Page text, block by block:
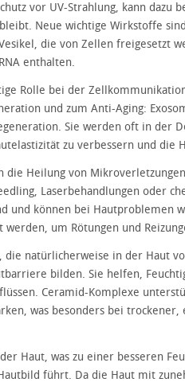
vor UV-Strahlung, kann dazu
Neue wichtige Wirkstoffe
die von Zellen freigesetzt
enthalten.
Rolle bei der
und zum Anti-Aging:
Sie werden oft in der
zu verbessern und die
die Heilung von
Laserbehandlungen oder
und können bei Hautproblemen
um Rötungen und
die natürlicherweise in der Haut
bilden. Sie helfen,
Ceramid-Komplexe
was besonders bei
Haut, was zu einer besseren
führt. Da die Haut mit